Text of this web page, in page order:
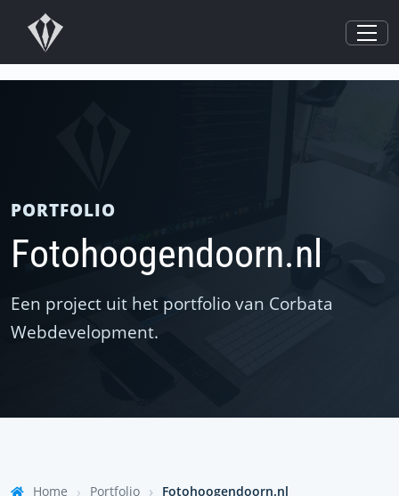
PORTFOLIO
Fotohoogendoorn.nl
Een project uit het portfolio van Corbata
Webdevelopment.
Home Portfolio Fotohoogendoorn.nl